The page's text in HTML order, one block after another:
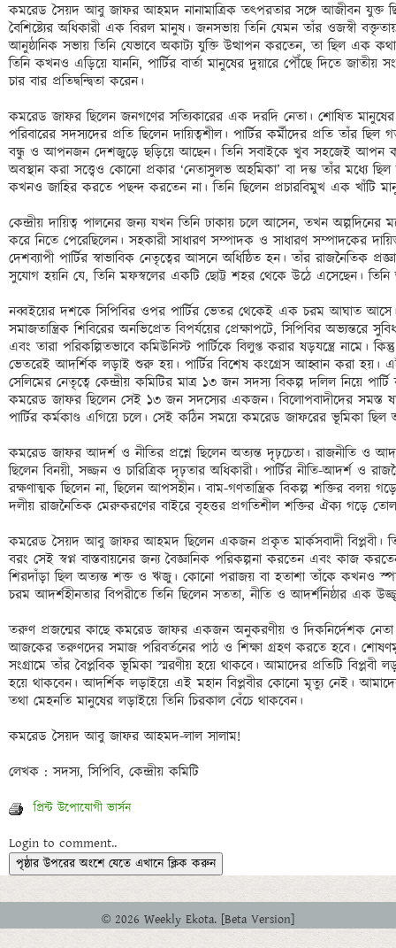
কমরেড সৈয়দ আবু জাফর আহমদ নানামাত্রিক তৎপরতার সঙ্গে আজীবন যুক্ত
বৈশিষ্ট্যের অধিকারী এক বিরল মানুষ। জনসভায় তিনি যেমন তাঁর ওজস্বী
আনুষ্ঠানিক সভায় তিনি যেভাবে অকাট্য যুক্তি উত্থাপন করতেন, তা ছিল এক
তিনি কখনও এড়িয়ে যাননি, পার্টির বার্তা মানুষের দুয়ারে পৌঁছে দিতে জাতীয়
চার বার প্রতিদ্বন্দ্বিতা করেন।
কমরেড জাফর ছিলেন জনগণের সত্যিকারের এক দরদি নেতা। শোষিত মানুষের
পরিবারের সদস্যদের প্রতি ছিলেন দায়িত্বশীল। পার্টির কর্মীদের প্রতি তাঁর
বন্ধু ও আপনজন দেশজুড়ে ছড়িয়ে আছেন। তিনি সবাইকে খুব সহজেই আপন করে
অবস্থান করা সত্ত্বেও কোনো প্রকার ‘নেতাসুলভ অহমিকা’ বা দম্ভ তাঁর মধ্যে
কখনও জাহির করতে পছন্দ করতেন না। তিনি ছিলেন প্রচারবিমুখ এক খাঁটি
কেন্দ্রীয় দায়িত্ব পালনের জন্য যখন তিনি ঢাকায় চলে আসেন, তখন
করে নিতে পেরেছিলেন। সহকারী সাধারণ সম্পাদক ও সাধারণ সম্পাদকের
দেশব্যাপী পার্টির স্বাভাবিক নেতৃত্বের আসনে অধিষ্ঠিত হন। তাঁর রাজনৈতিক
সুযোগ হয়নি যে, তিনি মফস্বলের একটি ছোট্ট শহর থেকে উঠে এসেছেন।
নব্বইয়ের দশকে সিপিবির ওপর পার্টির ভেতর থেকেই এক চরম আঘাত
সমাজতান্ত্রিক শিবিরের অনভিপ্রেত বিপর্যয়ের প্রেক্ষাপটে, সিপিবির অভ্যন্তরে
এবং তারা পরিকল্পিতভাবে কমিউনিস্ট পার্টিকে বিলুপ্ত করার ষড়যন্ত্রে নামে।
ভেতরেই আদর্শিক লড়াই শুরু হয়। পার্টির বিশেষ কংগ্রেস আহ্বান করা
সেলিমের নেতৃত্বে কেন্দ্রীয় কমিটির মাত্র ১৩ জন সদস্য বিকল্প দলিল নিয়ে
কমরেড জাফর ছিলেন সেই ১৩ জন সদস্যের একজন। বিলোপবাদীদের সমস্ত
পার্টির কর্মকাণ্ড এগিয়ে চলে। সেই কঠিন সময়ে কমরেড জাফরের ভূমিকা ছিল
কমরেড জাফর আদর্শ ও নীতির প্রশ্নে ছিলেন অত্যন্ত দৃঢ়চেতা। রাজনীতি ও
ছিলেন বিনয়ী, সজ্জন ও চারিত্রিক দৃঢ়তার অধিকারী। পার্টির নীতি-আদর্শ ও
রক্ষণাত্মক ছিলেন না, ছিলেন আপসহীন। বাম-গণতান্ত্রিক বিকল্প শক্তির বলয়
দলীয় রাজনৈতিক মেরুকরণের বাইরে বৃহত্তর প্রগতিশীল শক্তির ঐক্য গড়ে
কমরেড সৈয়দ আবু জাফর আহমদ ছিলেন একজন প্রকৃত মার্কসবাদী বিপ্লবী।
বরং সেই স্বপ্ন বাস্তবায়নের জন্য বৈজ্ঞানিক পরিকল্পনা করতেন এবং কাজ
শিরদাঁড়া ছিল অত্যন্ত শক্ত ও ঋজু। কোনো পরাজয় বা হতাশা তাঁকে কখনও স্পর্শ
চরম আদর্শহীনতার বিপরীতে তিনি ছিলেন সততা, নীতি ও আদর্শনিষ্ঠার এক
তরুণ প্রজন্মের কাছে কমরেড জাফর একজন অনুকরণীয় ও দিকনির্দেশক নেতা।
আজকের তরুণদের সমাজ পরিবর্তনের পাঠ ও শিক্ষা গ্রহণ করতে হবে।
সংগ্রামে তাঁর বৈপ্লবিক ভূমিকা স্মরণীয় হয়ে থাকবে। আমাদের প্রতিটি
হয়ে থাকবেন। আদর্শিক লড়াইয়ে এই মহান বিপ্লবীর কোনো মৃত্যু নেই।
তথা মেহনতি মানুষের লড়াইয়ে তিনি চিরকাল বেঁচে থাকবেন।
কমরেড সৈয়দ আবু জাফর আহমদ-লাল সালাম!
প্রিন্ট উপোযোগী ভার্সন
Login to comment..
পৃষ্ঠার উপরের অংশে যেতে এখানে ক্লিক করুন
© 2026 Weekly Ekota. [Beta Version]